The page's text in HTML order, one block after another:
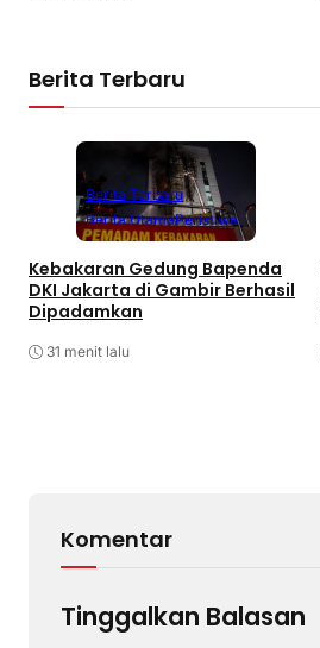
Berita Terbaru
Berita Terbaru
Berita UtamaPeristiwa
Kebakaran Gedung Bapenda
DKI Jakarta di Gambir Berhasil
Dipadamkan
31 menit lalu
Komentar
Tinggalkan Balasan